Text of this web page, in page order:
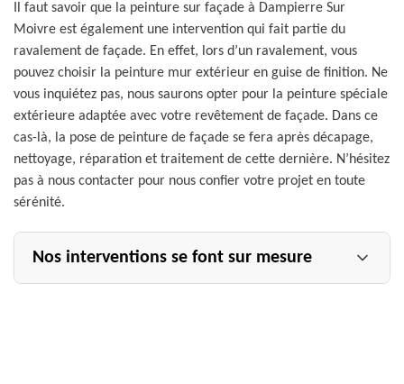
Il faut savoir que la peinture sur façade à Dampierre Sur
Moivre est également une intervention qui fait partie du
ravalement de façade. En effet, lors d’un ravalement, vous
pouvez choisir la peinture mur extérieur en guise de finition. Ne
vous inquiétez pas, nous saurons opter pour la peinture spéciale
extérieure adaptée avec votre revêtement de façade. Dans ce
cas-là, la pose de peinture de façade se fera après décapage,
nettoyage, réparation et traitement de cette dernière. N’hésitez
pas à nous contacter pour nous confier votre projet en toute
sérénité.
Nos interventions se font sur mesure